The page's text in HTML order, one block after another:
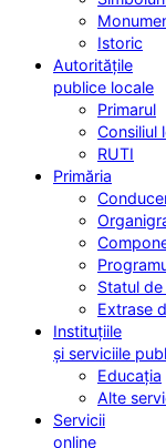
Istoric
Autoritățile
publice locale
Primarul
Consiliul
RUTI
Primăria
Statul
Extrase
Instituțiile
și serviciile
Educația
Alte
Servicii
online